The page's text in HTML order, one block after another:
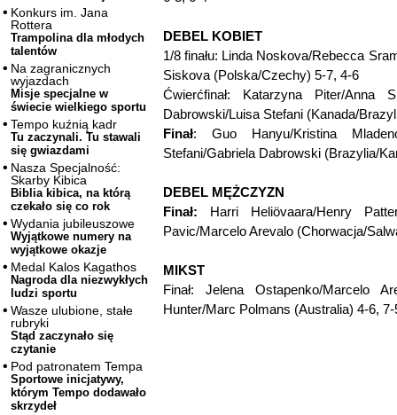
Konkurs im. Jana
Rottera
Trampolina dla młodych
talentów
Na zagranicznych
wyjazdach
Misje specjalne w
świecie wielkiego sportu
Tempo kuźnią kadr
Tu zaczynali. Tu stawali
się gwiazdami
Nasza Specjalność:
Skarby Kibica
Biblia kibica, na którą
czekało się co rok
Wydania jubileuszowe
Wyjątkowe numery na
wyjątkowe okazje
Medal Kalos Kagathos
Nagroda dla niezwykłych
ludzi sportu
Wasze ulubione, stałe
rubryki
Stąd zaczynało się
czytanie
Pod patronatem Tempa
Sportowe inicjatywy,
którym Tempo dodawało
skrzydeł
DEBEL KOBIET
1/8 finału: Linda Noskova/Rebecca
Siskova (Polska/Czechy) 5-7, 4-6
Ćwierćfinał: Katarzyna Piter/Anna
Dabrowski/Luisa Stefani (Kanada/
Finał: Guo Hanyu/Kristina
Stefani/Gabriela Dabrowski (Brazylia/
DEBEL MĘŻCZYZN
Finał: Harri Heliövaara/Henry
Pavic/Marcelo Arevalo (Chorwacja/
MIKST
Finał: Jelena Ostapenko/Marcelo
Hunter/Marc Polmans (Australia) 4-6, 7-